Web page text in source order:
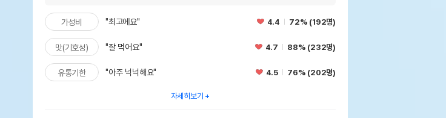
가성비 "최고에요" 4.4 72% (192명)
맛(기호성) "잘 먹어요" 4.7 88% (232명)
유통기한 "아주 넉넉해요" 4.5 76% (202명)
자세히보기